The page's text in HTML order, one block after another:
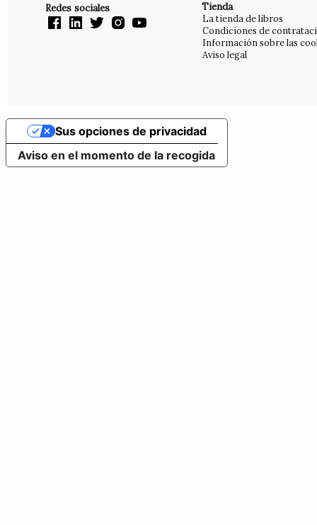
Redes sociales Tienda
La tienda de libros
Condiciones de
Información sobre las
Aviso legal
Aviso en el momento de la recogida
Sus opciones de privacidad